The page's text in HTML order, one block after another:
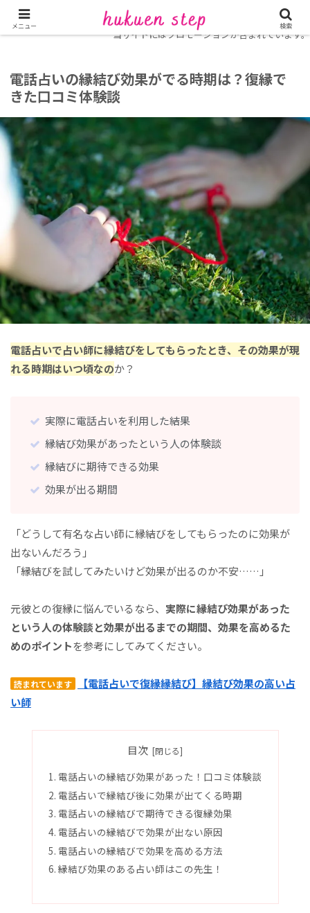
ホーム
復縁に強い電話占い
当サイトにはプロモーションが含まれています。
電話占いの縁結び効果がでる時期は？復縁で
きた口コミ体験談
電話占いで占い師に縁結びをしてもらったとき、その効果が現
れる時期はいつ頃なのか？
実際に電話占いを利用した結果
縁結び効果があったという人の体験談
縁結びに期待できる効果
効果が出る期間
「どうして有名な占い師に縁結びをしてもらったのに効果が
出ないんだろう」
「縁結びを試してみたいけど効果が出るのか不安……」
元彼との復縁に悩んでいるなら、 実際に縁結び効果があった
という人の体験談と効果が出るまでの期間、効果を高めるた
めのポイントを参考にしてみてください。
読まれています
【電話占いで復縁縁結び】縁結び効果の高い占
い師
目次
電話占いの縁結び効果があった！口コミ体験談
電話占いで縁結び後に効果が出てくる時期
電話占いの縁結びで期待できる復縁効果
電話占いの縁結びで効果が出ない原因
電話占いの縁結びで効果を高める方法
縁結び効果のある占い師はこの先生！
メニュー 検索